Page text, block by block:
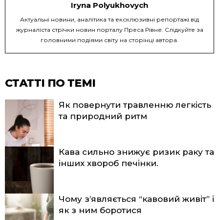
Iryna Polyukhovych
Актуальні новини, аналітика та ексклюзивні репортажі від
журналіста стрічки новин порталу Преса Рівне. Слідкуйте за
головними подіями світу на сторінці автора.
СТАТТІ ПО ТЕМІ
Як повернути травленню легкість
та природний ритм
Кава сильно знижує ризик раку та
інших хвороб печінки.
Чому з’являється “кавовий живіт” і
як з ним боротися